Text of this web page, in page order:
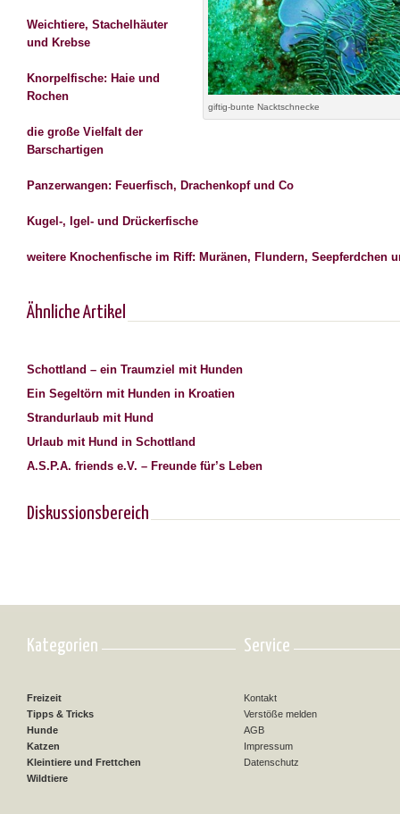
giftig-bunte Nacktschnecke
Weichtiere, Stachelhäuter
und Krebse
Knorpelfische: Haie und
Rochen
die große Vielfalt der
Barschartigen
Panzerwangen: Feuerfisch, Drachenkopf und Co
Kugel-, Igel- und Drückerfische
weitere Knochenfische im Riff: Muränen, Flundern, Seepferdchen
Ähnliche Artikel
Schottland – ein Traumziel mit Hunden
Ein Segeltörn mit Hunden in Kroatien
Strandurlaub mit Hund
Urlaub mit Hund in Schottland
A.S.P.A. friends e.V. – Freunde für’s Leben
Diskussionsbereich
Kategorien
Freizeit
Tipps & Tricks
Hunde
Katzen
Kleintiere und Frettchen
Wildtiere
Service
Kontakt
Verstöße melden
AGB
Impressum
Datenschutz